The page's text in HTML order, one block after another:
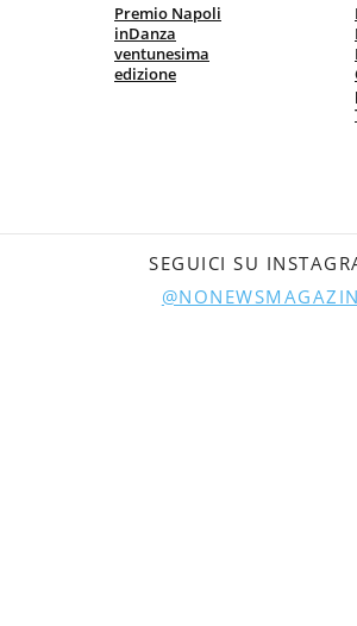
Premio Napoli
inDanza
ventunesima
edizione
SEGUICI SU